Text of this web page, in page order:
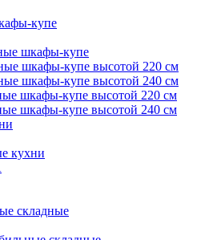
купе
шкафы-купе
шкафы-купе высотой 220 см
шкафы-купе высотой 240 см
шкафы-купе высотой 220 см
шкафы-купе высотой 240 см
кухни
складные